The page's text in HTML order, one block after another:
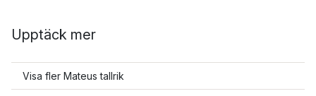
Upptäck mer
Visa fler Mateus tallrik